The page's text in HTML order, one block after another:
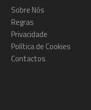
Sobre Nós
Regras
Privacidade
Política de Cookies
Contactos